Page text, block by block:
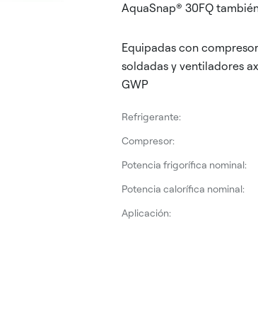
AquaSnap® 30FQ
Equipadas con
soldadas y ventiladores
GWP
Refrigerante:
Compresor:
Potencia frigorífica nominal:
Potencia calorífica nominal:
Aplicación: